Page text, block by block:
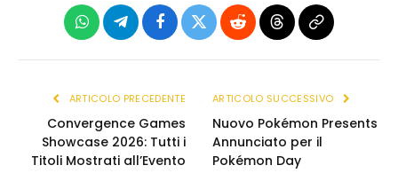
WhatsAppTelegramFacebook
X
RedditThreadsCopia
ARTICOLO PRECEDENTE
Convergence Games
Showcase 2026: Tutti i
Titoli Mostrati all’Evento
ARTICOLO SUCCESSIVO
Nuovo Pokémon Presents
Annunciato per il
Pokémon Day